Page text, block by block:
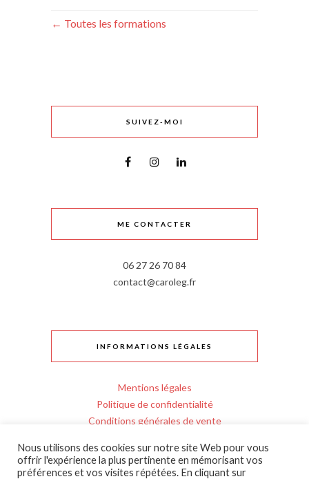
Toutes les formations
SUIVEZ-MOI
ME CONTACTER
06 27 26 70 84
contact@caroleg.fr
INFORMATIONS LÉGALES
Mentions légales
Politique de confidentialité
Conditions générales de vente
Personnes en situation de handicap
Entrée en formation
Nous utilisons des cookies sur notre site Web pour vous
offrir l'expérience la plus pertinente en mémorisant vos
préférences et vos visites répétées. En cliquant sur